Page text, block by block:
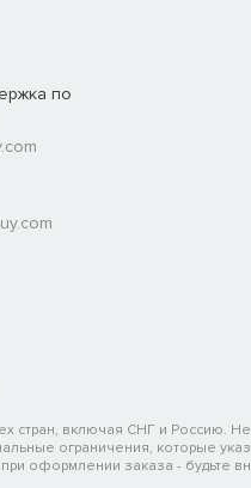
стран, включая СНГ и Россию.
ограничения, которые
оформлении заказа - будьте
по